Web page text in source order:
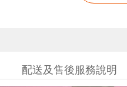
配送及售後服務說明